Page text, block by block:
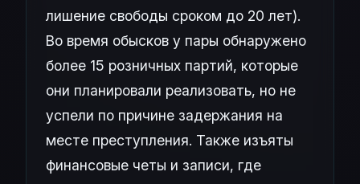
лишение свободы сроком до 20 лет).
Во время обысков у пары обнаружено
более 15 розничных партий, которые
они планировали реализовать, но не
успели по причине задержания на
месте преступления. Также изъяты
финансовые четы и записи, где